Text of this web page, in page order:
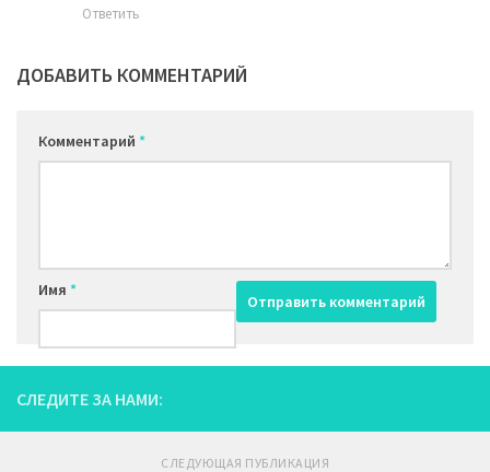
Ответить
ДОБАВИТЬ КОММЕНТАРИЙ
Комментарий *
Имя *
СЛЕДИТЕ ЗА НАМИ:
СЛЕДУЮЩАЯ ПУБЛИКАЦИЯ